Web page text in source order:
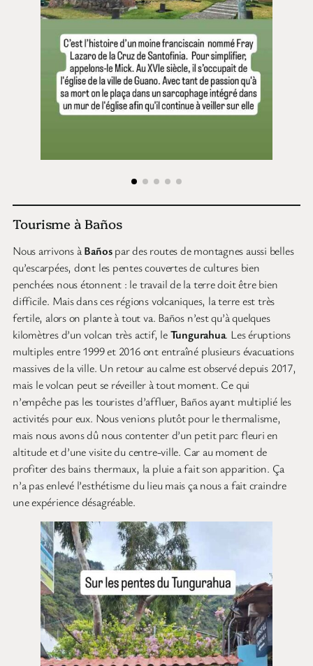
Tourisme à Baños
Nous arrivons àBañospar des routes de montagnes aussi belles
qu’escarpées, dont les pentes couvertes de cultures bien
penchées nous étonnent : le travail de la terre doit être bien
difficile. Mais dans ces régions volcaniques, la terre est très
fertile, alors on plante à tout va. Baños n’est qu’à quelques
kilomètres d’un volcan très actif, leTungurahua. Les éruptions
multiples entre 1999 et 2016 ont entraîné plusieurs évacuations
massives de la ville. Un retour au calme est observé depuis 2017,
mais le volcan peut se réveiller à tout moment. Ce qui
n’empêche pas les touristes d’affluer, Baños ayant multiplié les
activités pour eux. Nous venions plutôt pour le thermalisme,
mais nous avons dû nous contenter d’un petit parc fleuri en
altitude et d’une visite du centre-ville. Car au moment de
profiter des bains thermaux, la pluie a fait son apparition. Ça
n’a pas enlevé l’esthétisme du lieu mais ça nous a fait craindre
une expérience désagréable.